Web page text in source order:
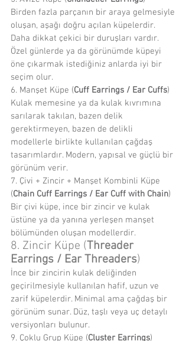
Birden fazla parçanın bir araya gelmesiyle
oluşan, aşağı doğru açılan küpelerdir.
Daha dikkat çekici bir duruşları vardır.
Özel günlerde ya da görünümde küpeyi
öne çıkarmak istediğiniz anlarda iyi bir
seçim olur.
6. Manşet Küpe (Cuff Earrings / Ear Cuffs)
Kulak memesine ya da kulak kıvrımına
sarılarak takılan, bazen delik
gerektirmeyen, bazen de delikli
modellerle birlikte kullanılan çağdaş
tasarımlardır. Modern, yapısal ve güçlü bir
görünüm verir.
7. Çivi + Zincir + Manşet Kombinli Küpe
(Chain Cuff Earrings / Ear Cuff with Chain)
Bir çivi küpe, ince bir zincir ve kulak
üstüne ya da yanına yerleşen manşet
bölümünden oluşan modellerdir.
8. Zincir Küpe (Threader
Earrings / Ear Threaders)
İnce bir zincirin kulak deliğinden
geçirilmesiyle kullanılan hafif, uzun ve
zarif küpelerdir. Minimal ama çağdaş bir
görünüm sunar. Düz, taşlı veya uç detaylı
versiyonları bulunur.
9. Çoklu Grup Küpe (Cluster Earrings)